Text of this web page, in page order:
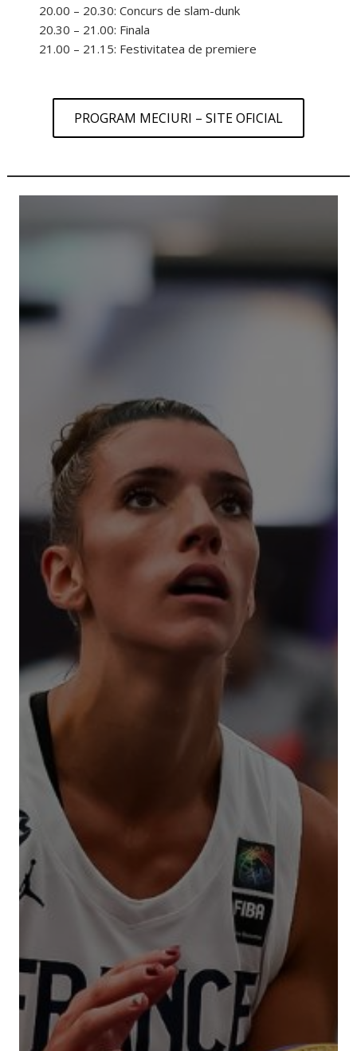
20.00 – 20.30: Concurs de slam-dunk
20.30 – 21.00: Finala
21.00 – 21.15: Festivitatea de premiere
PROGRAM MECIURI – SITE OFICIAL